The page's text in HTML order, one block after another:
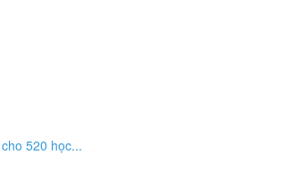
520 học...